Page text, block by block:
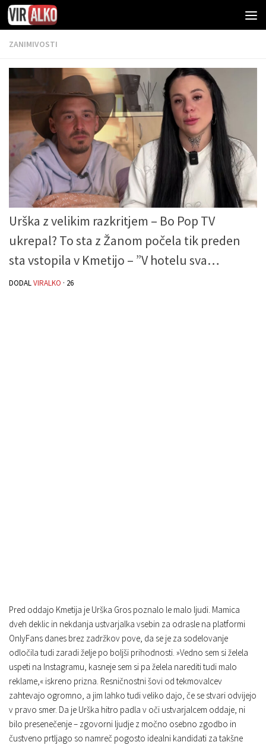
ZANIMIVOSTI
Urška z velikim razkritjem – Bo Pop TV
ukrepal? To sta z Žanom počela tik preden
sta vstopila v Kmetijo – ”V hotelu sva…
DODALVIRALKO · 26
Pred oddajo Kmetija je Urška Gros poznalo le malo ljudi. Mamica
dveh deklic in nekdanja ustvarjalka vsebin za odrasle na platformi
OnlyFans danes brez zadržkov pove, da se je za sodelovanje
odločila tudi zaradi želje po boljši prihodnosti. »Vedno sem si želela
uspeti na Instagramu, kasneje sem si pa želela narediti tudi malo
reklame,« iskreno prizna. Resničnostni šovi od tekmovalcev
zahtevajo ogromno, a jim lahko tudi veliko dajo, če se stvari odvijejo
v pravo smer. Da je Urška hitro padla v oči ustvarjalcem oddaje, ni
bilo presenečenje – zgovorni ljudje z močno osebno zgodbo in
čustveno prtljago so namreč pogosto idealni kandidati za takšne